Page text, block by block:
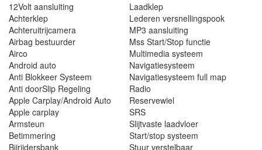
12Volt aansluiting
Achterklep
Achteruitrijcamera
Airbag bestuurder
Airco
Android auto
Anti Blokkeer Systeem
Anti doorSlip Regeling
Apple Carplay/Android Auto
Apple carplay
Armsteun
Betimmering
Bijrijdersbank
Laadklep
Lederen versnellingspook
MP3 aansluiting
Mss Start/Stop functie
Multimedia systeem
Navigatiesysteem
Navigatiesysteem full map
Radio
Reservewiel
SRS
Slijtvaste laadvloer
Start/stop systeem
Stuur verstelbaar